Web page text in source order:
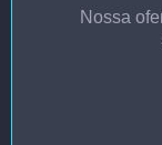
Nossa